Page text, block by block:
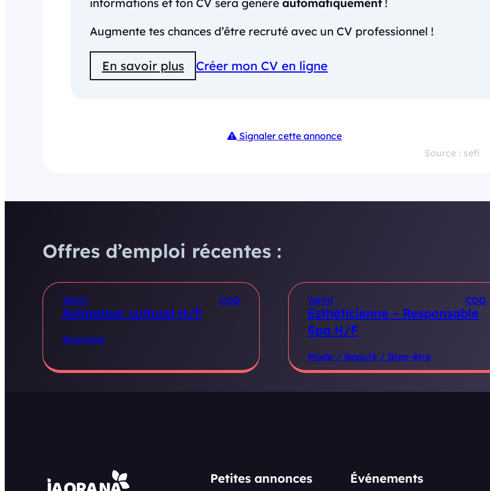
informations et ton CV sera généré automatiquement !
Augmente tes chances d’être recruté avec un CV professionnel !
En savoir plus Créer mon CV en ligne
Signaler cette annonce
Source : sefi
Offres d’emploi récentes :
Tahiti CDD
Animateur culturel H/F
Tourisme
Tahiti CDD
Esthéticienne – Responsable
Spa H/F
Mode / Beauté / Bien-être
Petites annonces Événements